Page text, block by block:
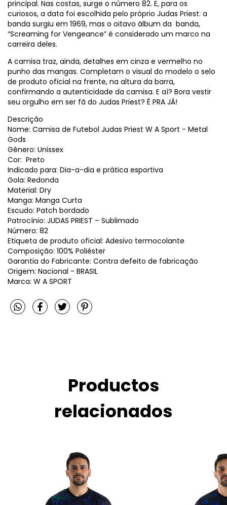
principal. Nas costas, surge o número 82. E, para os
curiosos, a data foi escolhida pelo próprio Judas Priest: a
banda surgiu em 1969, mas o oitavo álbum da banda,
“Screaming for Vengeance” é considerado um marco na
carreira deles.
A camisa traz, ainda, detalhes em cinza e vermelho no
punho das mangas. Completam o visual do modelo o selo
de produto oficial na frente, na altura da barra,
confirmando a autenticidade da camisa. E aí? Bora vestir
seu orgulho em ser fã do Judas Priest? É PRA JÁ!
Descrição
Nome: Camisa de Futebol Judas Priest W A Sport - Metal
Gods
Gênero: Unissex
Cor: Preto
Indicado para: Dia-a-dia e prática esportiva
Gola: Redonda
Material: Dry
Manga: Manga Curta
Escudo: Patch bordado
Patrocínio: JUDAS PRIEST – Sublimado
Número: 82
Etiqueta de produto oficial: Adesivo termocolante
Composição: 100% Poliéster
Garantia do Fabricante: Contra defeito de fabricação
Origem: Nacional - BRASIL
Marca: W A SPORT
Productos
relacionados